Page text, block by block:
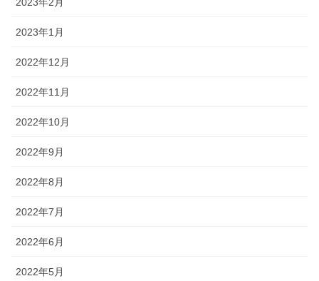
2023年1月
2022年12月
2022年11月
2022年10月
2022年9月
2022年8月
2022年7月
2022年6月
2022年5月